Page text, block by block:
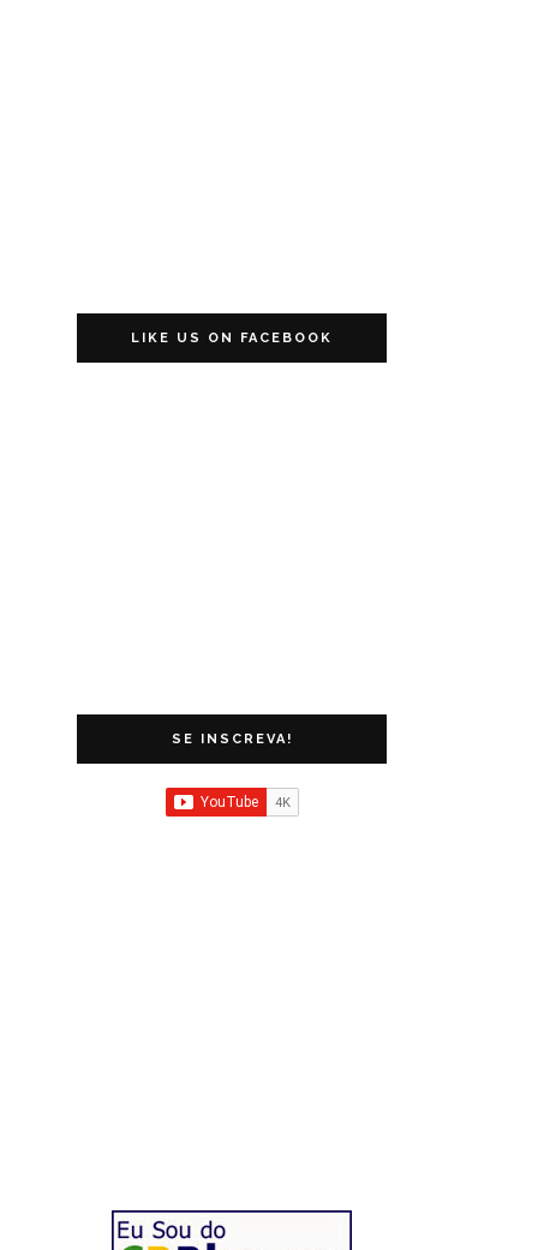
LIKE US ON FACEBOOK
SE INSCREVA!